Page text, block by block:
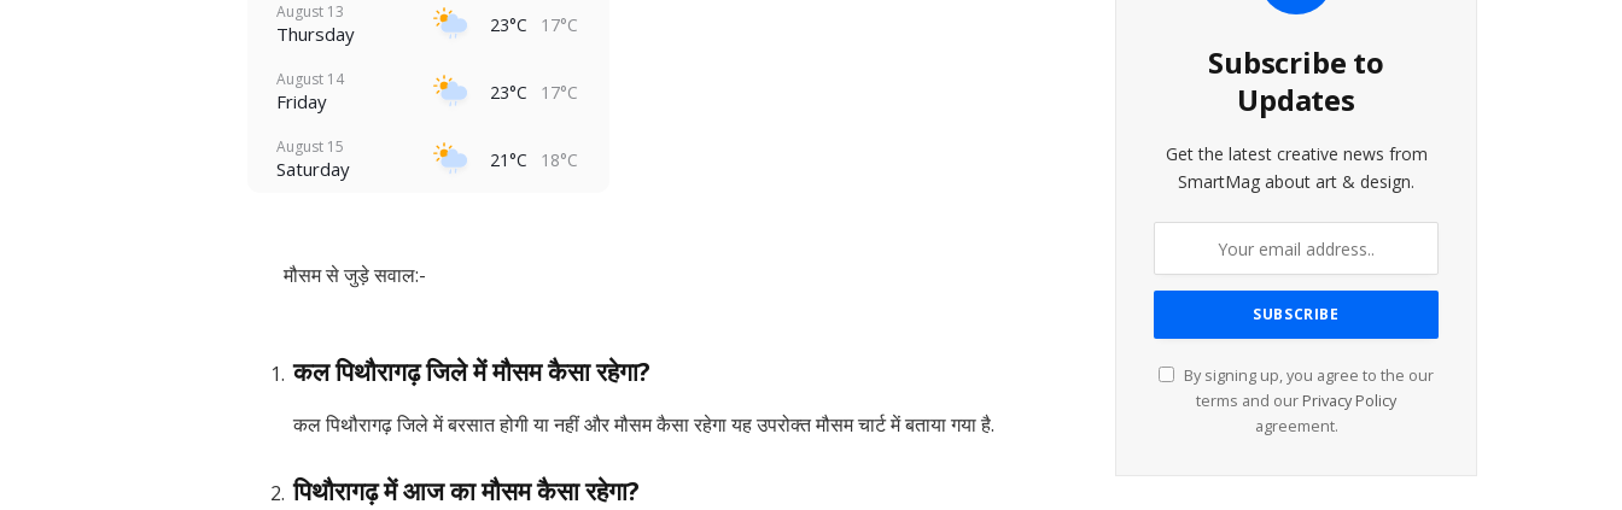
August 13
Thursday 23°C 17°C
August 14
Friday 23°C 17°C
August 15
Saturday 21°C 18°C
मौसम से जुड़े सवाल:-
कल पिथौरागढ़ जिले में मौसम कैसा रहेगा?
कल पिथौरागढ़ जिले में बरसात होगी या नहीं और मौसम कैसा रहेगा यह उपरोक्त मौसम चार्ट में बताया गया है.
पिथौरागढ़ में आज का मौसम कैसा रहेगा?
Subscribe to
Updates
Get the latest creative news from
SmartMag about art & design.
By signing up, you agree to the our
terms and our Privacy Policy
agreement.